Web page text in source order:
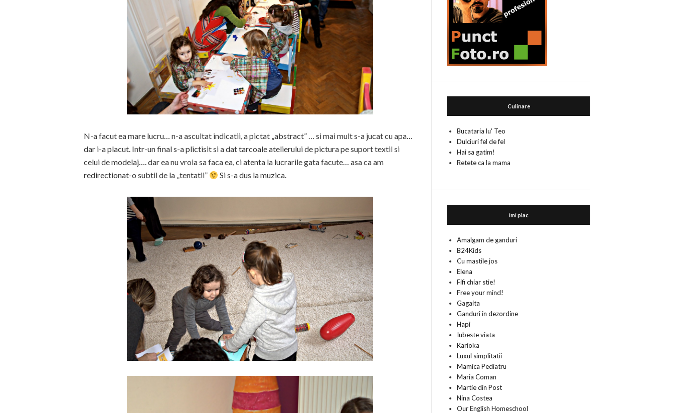
N-a facut ea mare lucru… n-a ascultat indicatii, a pictat „abstract” … si mai mult s-a jucat cu apa…
dar i-a placut. Intr-un final s-a plictisit si a dat tarcoale atelierului de pictura pe suport textil si
celui de modelaj…. dar ea nu vroia sa faca ea, ci atenta la lucrarile gata facute… asa ca am
redirectionat-o subtil de la „tentatii”
Si s-a dus la muzica.
Culinare
Bucataria lu' Teo
Dulciuri fel de fel
Hai sa gatim!
Retete ca la mama
imi plac
Amalgam de ganduri
B24Kids
Cu mastile jos
Elena
Fifi chiar stie!
Free your mind!
Gagaita
Ganduri in dezordine
Hapi
Iubeste viata
Karioka
Luxul simplitatii
Mamica Pediatru
Maria Coman
Martie din Post
Nina Costea
Our English Homeschool